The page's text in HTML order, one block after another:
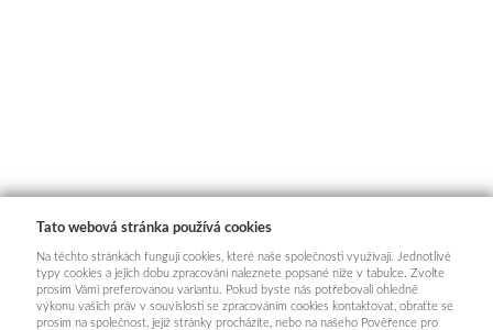
Tato webová stránka používá cookies
Na těchto stránkách fungují cookies, které naše společnosti využívají. Jednotlivé
typy cookies a jejich dobu zpracování naleznete popsané níže v tabulce. Zvolte
prosím Vámi preferovanou variantu. Pokud byste nás potřebovali ohledně
výkonu vašich práv v souvislosti se zpracováním cookies kontaktovat, obraťte se
prosím na společnost, jejíž stránky procházíte, nebo na našeho Pověřence pro